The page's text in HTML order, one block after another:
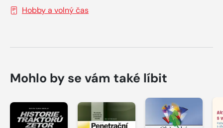
Hobby a volný čas
Mohlo by se vám také líbit